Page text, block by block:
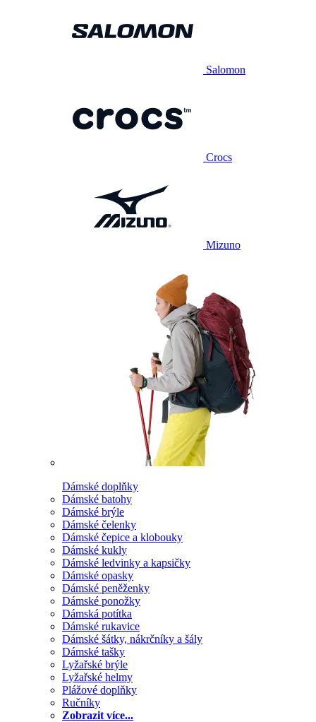
Salomon
Crocs
Mizuno
Dámské doplňky
Dámské batohy
Dámské brýle
Dámské čelenky
Dámské čepice a klobouky
Dámské kukly
Dámské ledvinky a kapsičky
Dámské opasky
Dámské peněženky
Dámské ponožky
Dámská potítka
Dámské rukavice
Dámské šátky, nákrčníky a šály
Dámské tašky
Lyžařské brýle
Lyžařské helmy
Plážové doplňky
Ručníky
Zobrazit více...